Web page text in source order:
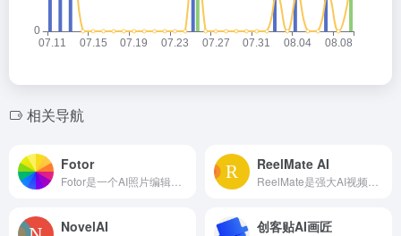
相关导航
Fotor ReelMate AI
NovelAI 创客贴AI画匠